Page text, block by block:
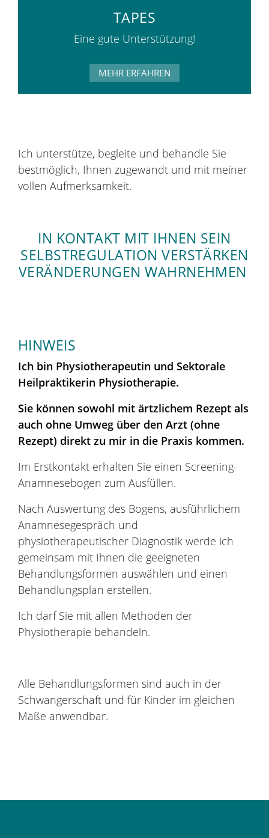
TAPES
Eine gute Unterstützung!
MEHR ERFAHREN
Ich unterstütze, begleite und behandle Sie
bestmöglich, Ihnen zugewandt und mit meiner
vollen Aufmerksamkeit.
IN KONTAKT MIT IHNEN SEIN
SELBSTREGULATION VERSTÄRKEN
VERÄNDERUNGEN WAHRNEHMEN
HINWEIS
Ich bin Physiotherapeutin und Sektorale
Heilpraktikerin Physiotherapie.
Sie können sowohl mit ärtzlichem Rezept als
auch ohne Umweg über den Arzt (ohne
Rezept) direkt zu mir in die Praxis kommen.
Im Erstkontakt erhalten Sie einen Screening-
Anamnesebogen zum Ausfüllen.
Nach Auswertung des Bogens, ausführlichem
Anamnesegespräch und
physiotherapeutischer Diagnostik werde ich
gemeinsam mit Ihnen die geeigneten
Behandlungsformen auswählen und einen
Behandlungsplan erstellen.
Ich darf Sie mit allen Methoden der
Physiotherapie behandeln.
Alle Behandlungsformen sind auch in der
Schwangerschaft und für Kinder im gleichen
Maße anwendbar.